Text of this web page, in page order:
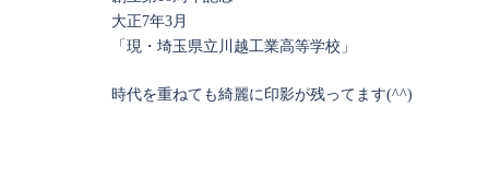
大正7年3月
「現・埼玉県立川越工業高等学校」
時代を重ねても綺麗に印影が残ってます(^^)